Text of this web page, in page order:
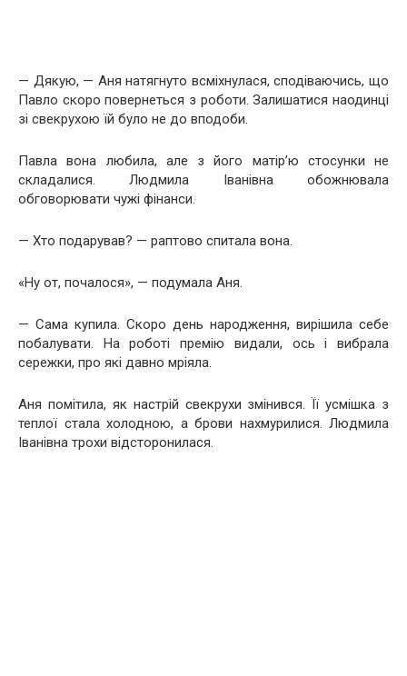
— Дякую, — Аня натягнуто всміхнулася, сподіваючись, що
Павло скоро повернеться з роботи. Залишатися наодинці
зі свекрухою їй було не до вподоби.
Павла вона любила, але з його матір’ю стосунки не
складалися. Людмила Іванівна обожнювала
обговорювати чужі фінанси.
— Хто подарував? — раптово спитала вона.
«Ну от, почалося», — подумала Аня.
— Сама купила. Скоро день народження, вирішила себе
побалувати. На роботі премію видали, ось і вибрала
сережки, про які давно мріяла.
Аня помітила, як настрій свекрухи змінився. Її усмішка з
теплої стала холодною, а брови нахмурилися. Людмила
Іванівна трохи відсторонилася.